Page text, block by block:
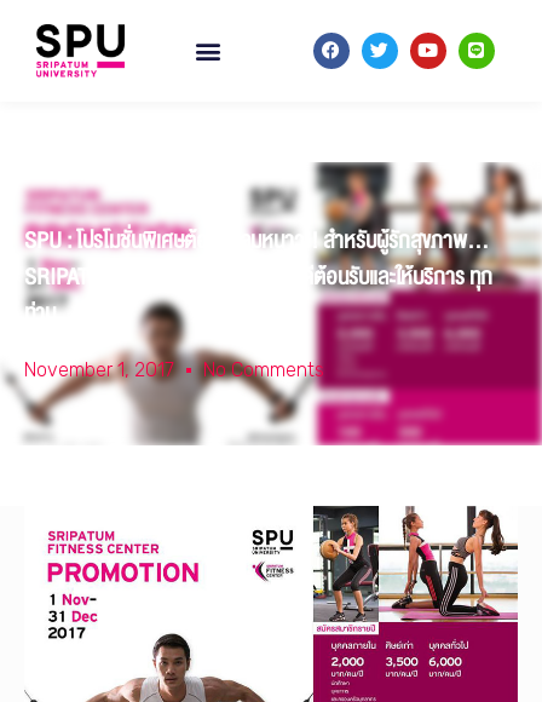
SPU : โปรโมชั่นพิเศษต้อนรับลมหนาว!! สำหรับผู้รักสุขภาพ…
SRIPATUM FITNESS CENTER ยินดีต้อนรับและให้บริการ ทุก
ท่าน…
November 1, 2017 No Comments